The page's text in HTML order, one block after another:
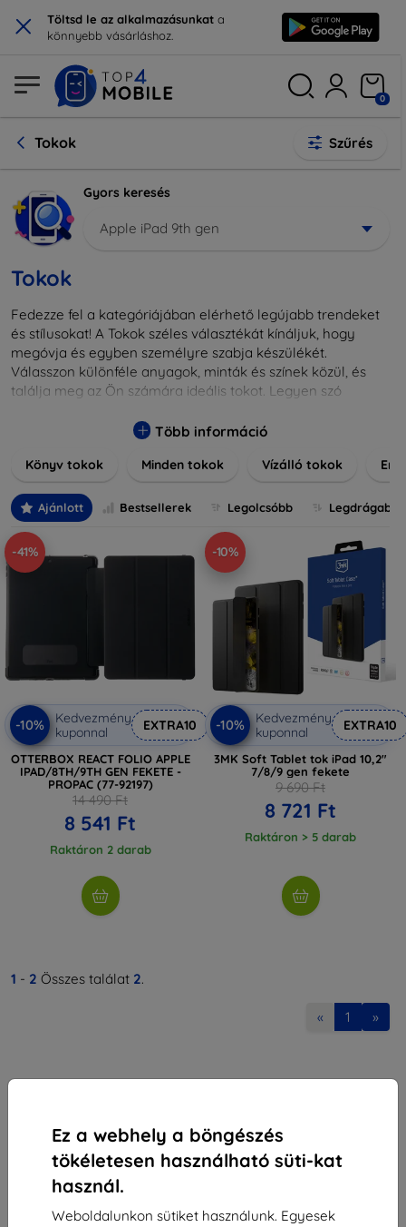
× Töltsd le az alkalmazásunkat a
könnyebb vásárláshoz.
Ez a webhely a böngészés
tökéletesen használható süti-kat
használ.
Weboldalunkon sütiket használunk. Egyesek
0
Tokok Szűrés
Gyors keresés
Apple iPad 9th gen
Tokok
Fedezze fel a kategóriájában elérhető legújabb trendeket
és stílusokat! A Tokok széles választékát kínáljuk, hogy
megóvja és egyben személyre szabja készülékét.
Válasszon különféle anyagok, minták és színek közül, és
találja meg az Ön számára ideális tokot. Legyen szó
dizájnos mintákról, nálunk mindenki megtalálja a stílusához
még különlegesebbé eszközeit a tökéletes tokkal!
Több információ
Könyv tokok Minden tokok Vízálló tokok
Ajánlott Bestsellerek Legolcsóbb Legdrágabb
-41%
-10%
Kedvezmény
kuponnal
EXTRA10
OTTERBOX REACT FOLIO APPLE
IPAD/8TH/9TH GEN FEKETE -
PROPAC (77-92197)
14 490 Ft
8 541 Ft
Raktáron 2 darab
-10%
-10%
Kedvezmény
kuponnal
EXTRA10
3MK Soft Tablet tok iPad 10,2"
7/8/9 gen fekete
9 690 Ft
8 721 Ft
Raktáron > 5 darab
1 - 2 Összes találat 2.
« 1 »
Shield-Sk s.r.o.
Rudolf Mocka utca 3750/2A